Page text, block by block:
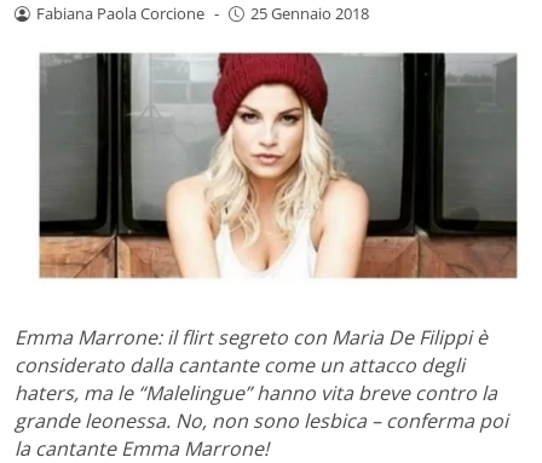
Fabiana Paola Corcione - 25 Gennaio 2018
Emma Marrone: il flirt segreto con Maria De Filippi è
considerato dalla cantante come un attacco degli
haters, ma le “Malelingue” hanno vita breve contro la
grande leonessa. No, non sono lesbica – conferma poi
la cantante Emma Marrone!